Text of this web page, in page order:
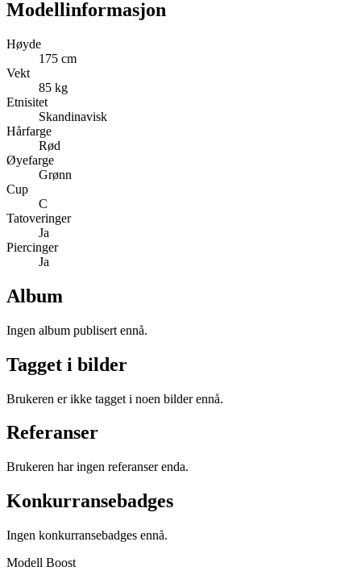
Modellinformasjon
Høyde
175 cm
Vekt
85 kg
Etnisitet
Skandinavisk
Hårfarge
Rød
Øyefarge
Grønn
Cup
C
Tatoveringer
Ja
Piercinger
Ja
Album
Ingen album publisert ennå.
Tagget i bilder
Brukeren er ikke tagget i noen bilder ennå.
Referanser
Brukeren har ingen referanser enda.
Konkurransebadges
Ingen konkurransebadges ennå.
Modell Boost